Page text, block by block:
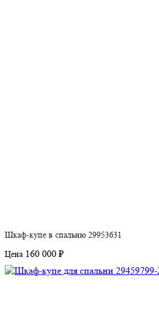
Шкаф-купе в спальню 29953631
Цена 160 000 ₽